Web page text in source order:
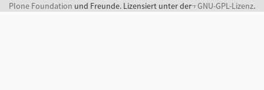
Plone Foundation und Freunde. Lizensiert unter der GNU-GPL-Lizenz.